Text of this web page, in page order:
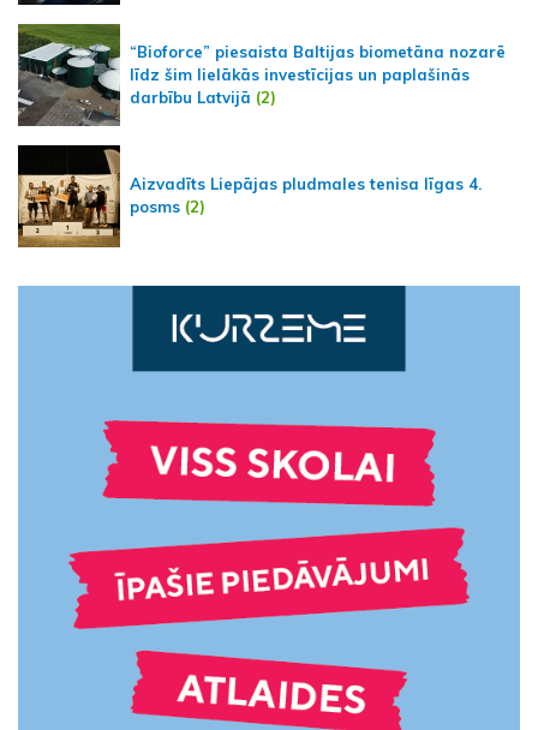
“Bioforce” piesaista Baltijas biometāna nozarē
līdz šim lielākās investīcijas un paplašinās
darbību Latvijā (2)
Aizvadīts Liepājas pludmales tenisa līgas 4.
posms (2)